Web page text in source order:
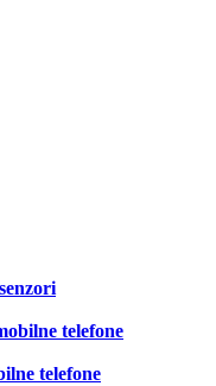
telefone
telefone